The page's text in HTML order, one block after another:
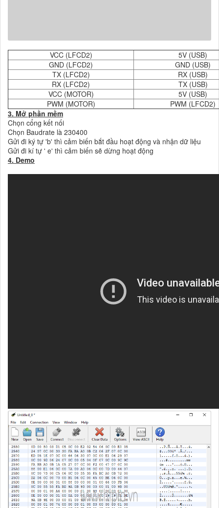
VCC (LFCD2)
5V (USB)
GND (LFCD2)
GND (USB)
TX (LFCD2)
RX (USB)
RX (LFCD2)
TX (USB)
VCC (MOTOR)
5V (USB)
PWM (MOTOR)
PWM (LFCD2)
3. Mở phần mềm
Chọn cổng kết nối
Chọn Baudrate là 230400
Gửi đi ký tự 'b' thì cảm biến bắt đầu hoạt động và nhận dữ liệu
Gửi đi kí tự ' e' thì cảm biến sẽ dừng hoạt động
4. Demo